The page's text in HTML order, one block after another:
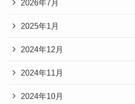
2026年7月
2025年1月
2024年12月
2024年11月
2024年10月